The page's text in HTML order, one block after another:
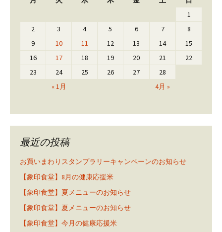
« 1月 4月 »
1
2
3 4 5 6 7
8
9
10 11 12 13 14
15
16
17 18 19 20 21
22
23
24 25 26 27 28
最近の投稿
お買いまわりスタンプラリーキャンペーンのお知らせ
【象印食堂】8月の健康応援米
【象印食堂】夏メニューのお知らせ
【象印食堂】夏メニューのお知らせ
【象印食堂】今月の健康応援米